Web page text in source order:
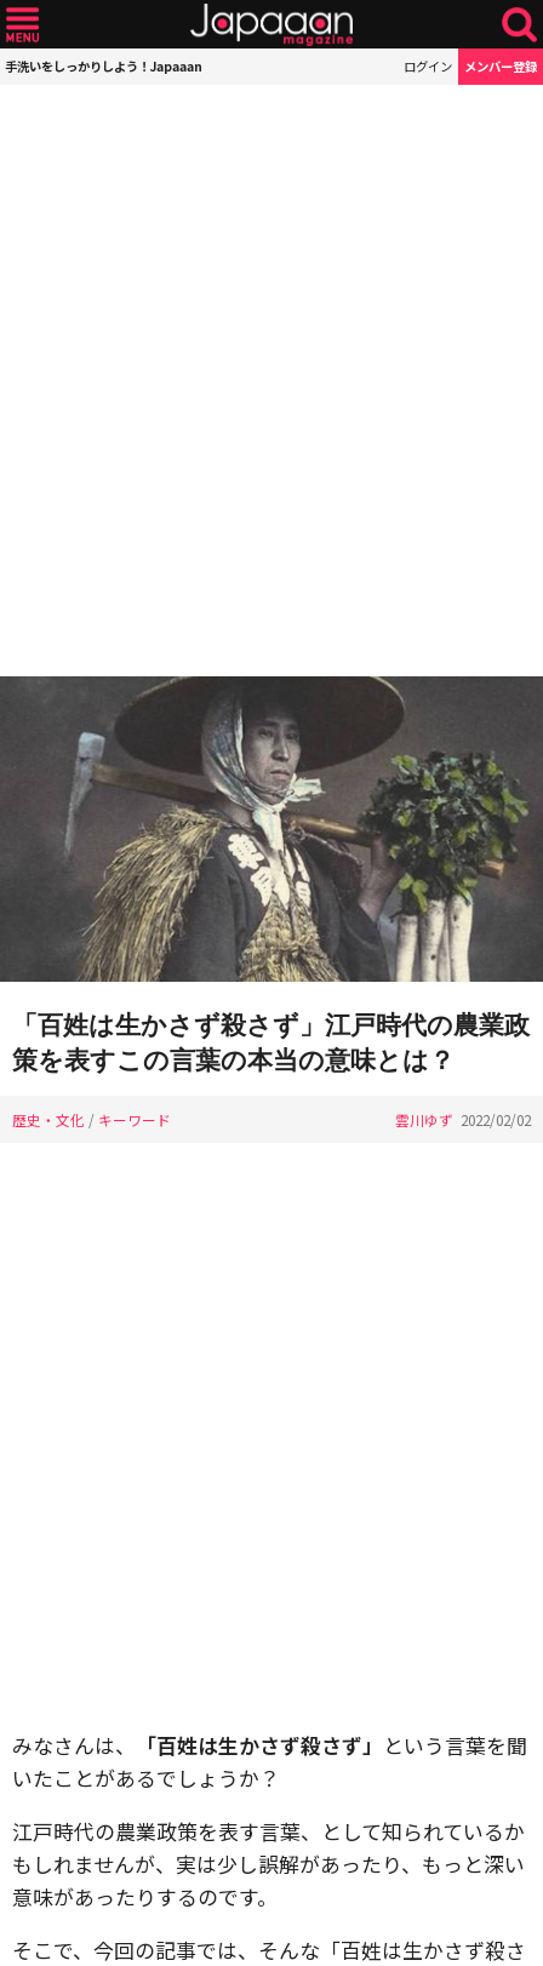
手洗いをしっかりしよう！Japaaan ログイン メンバー登録
「百姓は生かさず殺さず」江戸時代の農業政
策を表すこの言葉の本当の意味とは？
歴史・文化 / キーワード 雲川ゆず 2022/02/02
みなさんは、 「百姓は生かさず殺さず」 という言葉を聞
いたことがあるでしょうか？
江戸時代の農業政策を表す言葉、として知られているか
もしれませんが、実は少し誤解があったり、もっと深い
意味があったりするのです。
そこで、今回の記事では、そんな「百姓は生かさず殺さ